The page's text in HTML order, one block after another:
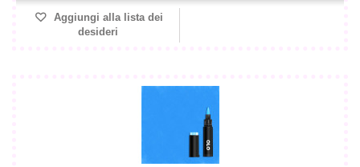
Aggiungi alla lista dei
desideri